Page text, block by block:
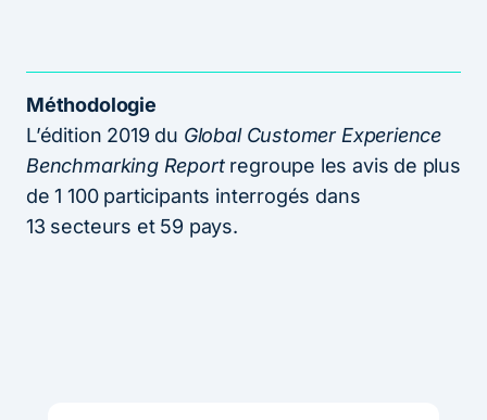
Méthodologie
L’édition 2019 du Global Customer Experience
Benchmarking Reportregroupe les avis de plus
de 1 100 participants interrogés dans
13 secteurs et 59 pays.